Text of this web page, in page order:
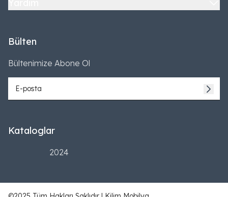
Kataloglar
2024
Bülten
Bültenimize Abone Ol